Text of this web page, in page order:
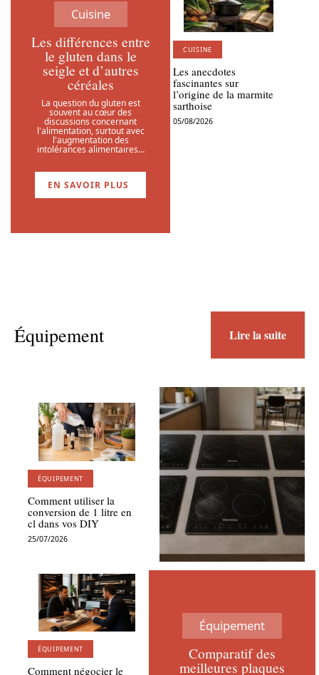
Cuisine
Les différences entre
le gluten dans le
seigle et d’autres
céréales
La question du gluten est
souvent au cœur des
discussions concernant
l'alimentation, surtout avec
l'augmentation des
intolérances alimentaires…
EN SAVOIR PLUS
CUISINE
Les anecdotes
fascinantes sur
l’origine de la marmite
sarthoise
05/08/2026
Équipement Lire la suite
ÉQUIPEMENT
Comment utiliser la
conversion de 1 litre en
cl dans vos DIY
25/07/2026
ÉQUIPEMENT
Comment négocier le
Équipement
Comparatif des
meilleures plaques